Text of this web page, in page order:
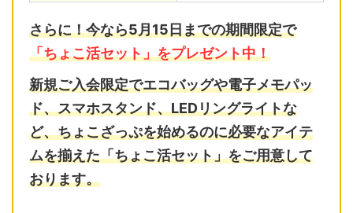
さらに！今なら5月15日までの期間限定で
「ちょこ活セット」をプレゼント中！
新規ご入会限定でエコバッグや電子メモパッ
ド、スマホスタンド、LEDリングライトな
ど、ちょこざっぷを始めるのに必要なアイテ
ムを揃えた「ちょこ活セット」をご用意して
おります。